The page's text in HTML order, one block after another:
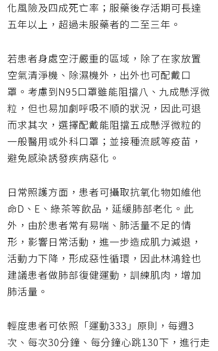
化風險及四成死亡率；服藥後存活期可長達
五年以上，超過未服藥者的二至三年。
若患者身處空汙嚴重的區域，除了在家放置
空氣清淨機、除濕機外，出外也可配戴口
罩。考慮到N95口罩雖能阻擋八、九成懸浮微
粒，但也易加劇呼吸不順的狀況，因此可退
而求其次，選擇配戴能阻擋五成懸浮微粒的
一般醫用或外科口罩；並接種流感等疫苗，
避免感染誘發疾病惡化。
日常照護方面，患者可攝取抗氧化物如維他
命D、E、綠茶等飲品，延緩肺部老化。此
外，由於患者常有易喘、肺活量不足的情
形，影響日常活動，進一步造成肌力減退，
活動力下降，形成惡性循環，因此林鴻銓也
建議患者做肺部復健運動，訓練肌肉，增加
肺活量。
輕度患者可依照「運動333」原則，每週3
次、每次30分鐘、每分鐘心跳130下，進行走